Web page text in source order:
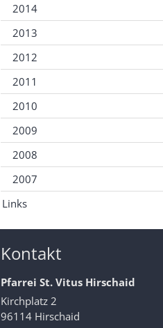
2014
2013
2012
2011
2010
2009
2008
2007
Links
Kontakt
Pfarrei St. Vitus Hirschaid
Kirchplatz 2
96114 Hirschaid